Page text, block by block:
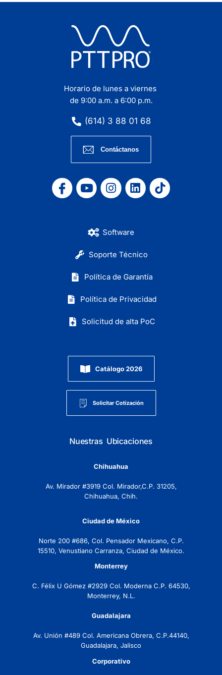
Horario de lunes a viernes
de 9:00 a.m. a 6:00 p.m.
(614) 3 88 01 68
Contáctanos
Software
Soporte Técnico
Política de Garantía
Política de Privacidad
Solicitud de alta PoC
Catálogo 2026
Solicitar Cotización
Nuestras Ubicaciones
Chihuahua
Av. Mirador #3919 Col. Mirador,C.P. 31205,
Chihuahua, Chih.
Ciudad de México
Norte 200 #686, Col. Pensador Mexicano, C.P.
15510, Venustiano Carranza, Ciudad de México.
Monterrey
C. Félix U Gómez #2929 Col. Moderna C.P. 64530,
Monterrey, N.L.
Guadalajara
Av. Unión #489 Col. Americana Obrera, C.P.44140,
Guadalajara, Jalisco
Corporativo